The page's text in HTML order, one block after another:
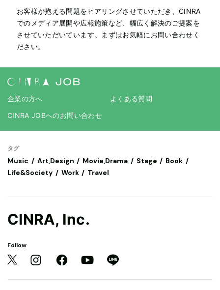
お客様が抱える問題をヒアリングさせていただき、CINRA
でのメディア展開や広報施策など、幅広く解決のご提案を
させていただいています。まずはお気軽にお問い合わせく
ださい。
企業の方へ
よくある質問
CINRA JOBへのお問い合わせ
タグ
Music Art,Design Movie,Drama Stage
Book
Life&Society
Work Travel
CINRA, Inc.
Follow